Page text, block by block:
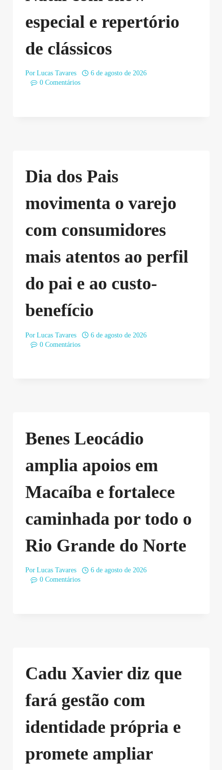
especial e repertório
de clássicos
Por Lucas Tavares
6 de agosto de 2026
0 Comentários
Dia dos Pais
movimenta o varejo
com consumidores
mais atentos ao perfil
do pai e ao custo-
benefício
Por Lucas Tavares
6 de agosto de 2026
0 Comentários
Benes Leocádio
amplia apoios em
Macaíba e fortalece
caminhada por todo o
Rio Grande do Norte
Por Lucas Tavares
6 de agosto de 2026
0 Comentários
Cadu Xavier diz que
fará gestão com
identidade própria e
promete ampliar